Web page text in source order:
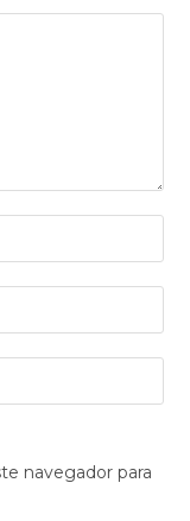
navegador para